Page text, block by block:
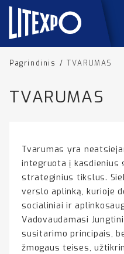
Pagrindinis / TVARUMAS
TVARUMAS
Tvarumas yra
integruota į kasdienius
strateginius tikslus.
verslo aplinką, kurioje
socialiniai ir
Vadovaudamasi
susitarimo principais,
žmogaus teises,